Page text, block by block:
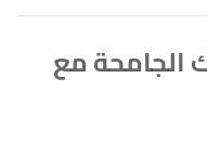
الجامحة مع